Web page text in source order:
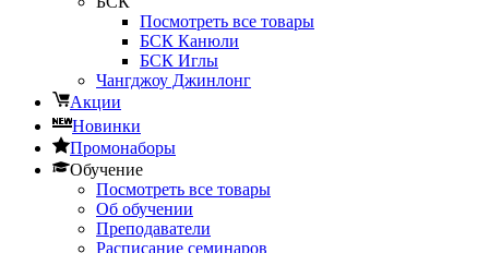
Посмотреть все товары
БСК Канюли
БСК Иглы
Чангджоу Джинлонг
Акции
Новинки
Промонаборы
Обучение
Посмотреть все товары
Об обучении
Преподаватели
Расписание семинаров